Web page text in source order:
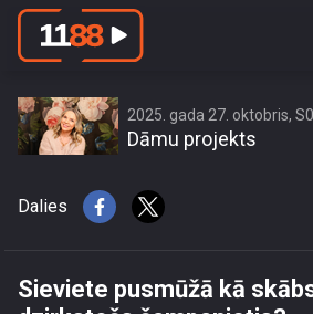
Sieviete pusmūžā kā
2025. gada 27. oktobris,
Dāmu projekts
Dalies
Sieviete pusmūžā kā